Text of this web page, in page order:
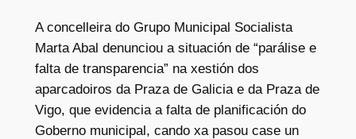
A concelleira do Grupo Municipal Socialista
Marta Abal denunciou a situación de “parálise e
falta de transparencia” na xestión dos
aparcadoiros da Praza de Galicia e da Praza de
Vigo, que evidencia a falta de planificación do
Goberno municipal, cando xa pasou case un